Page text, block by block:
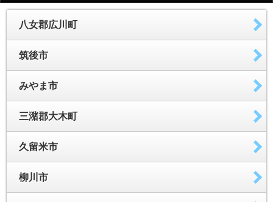
八女郡広川町
筑後市
みやま市
三潴郡大木町
久留米市
柳川市